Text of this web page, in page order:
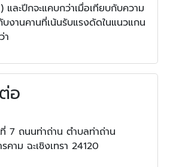
และปีกจะแคบกว่าเมื่อเทียบกับความ
บงานคานที่เน้นรับแรงดัดในแนวแกน
า
อ
7 ถนนท่าถ่าน ตำบลท่าถ่าน
คาม ฉะเชิงเทรา 24120